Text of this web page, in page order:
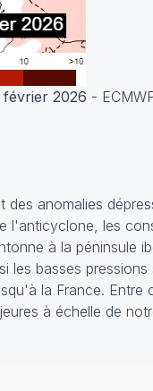
février 2026 -
anomalies
l'anticyclone, les
à la péninsule
les basses pressions
la France. Entre
à échelle de